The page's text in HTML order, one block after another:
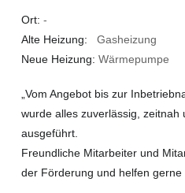
Ort: -
Alte Heizung: Gasheizung
Neue Heizung: Wärmepumpe
„Vom Angebot bis zur
wurde alles zuverlässig, zeitnah
ausgeführt.
Freundliche Mitarbeiter und
der Förderung und helfen gerne